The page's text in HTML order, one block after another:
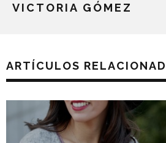
VICTORIA GÓMEZ
ARTÍCULOS